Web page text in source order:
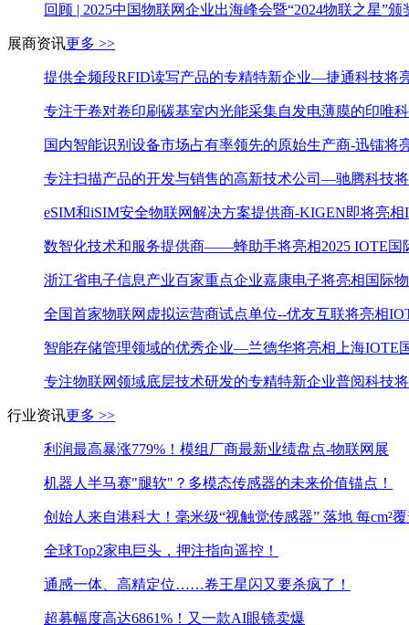
回顾 | 2025中国物联网企业出海峰会暨“2024物联之星”
展商资讯更多 >>
提供全频段RFID读写产品的专精特新企业—捷通科技将
专注于卷对卷印刷碳基室内光能采集自发电薄膜的印唯
国内智能识别设备市场占有率领先的原始生产商-迅镭将
专注扫描产品的开发与销售的高新技术公司—驰腾科技
eSIM和iSIM安全物联网解决方案提供商-KIGEN即将亮
数智化技术和服务提供商——蜂助手将亮相2025 IOTE国
浙江省电子信息产业百家重点企业嘉康电子将亮相国际
全国首家物联网虚拟运营商试点单位--优友互联将亮相
智能存储管理领域的优秀企业—兰德华将亮相上海IOTE
专注物联网领域底层技术研发的专精特新企业普阅科技
行业资讯更多 >>
利润最高暴涨779%！模组厂商最新业绩盘点-物联网展
机器人半马赛"腿软"？多模态传感器的未来价值锚点！
创始人来自港科大！毫米级“视触觉传感器” 落地 每cm²
全球Top2家电巨头，押注指向遥控！
通感一体、高精定位……卷王星闪又要杀疯了！
超募幅度高达6861%！又一款AI眼镜卖爆